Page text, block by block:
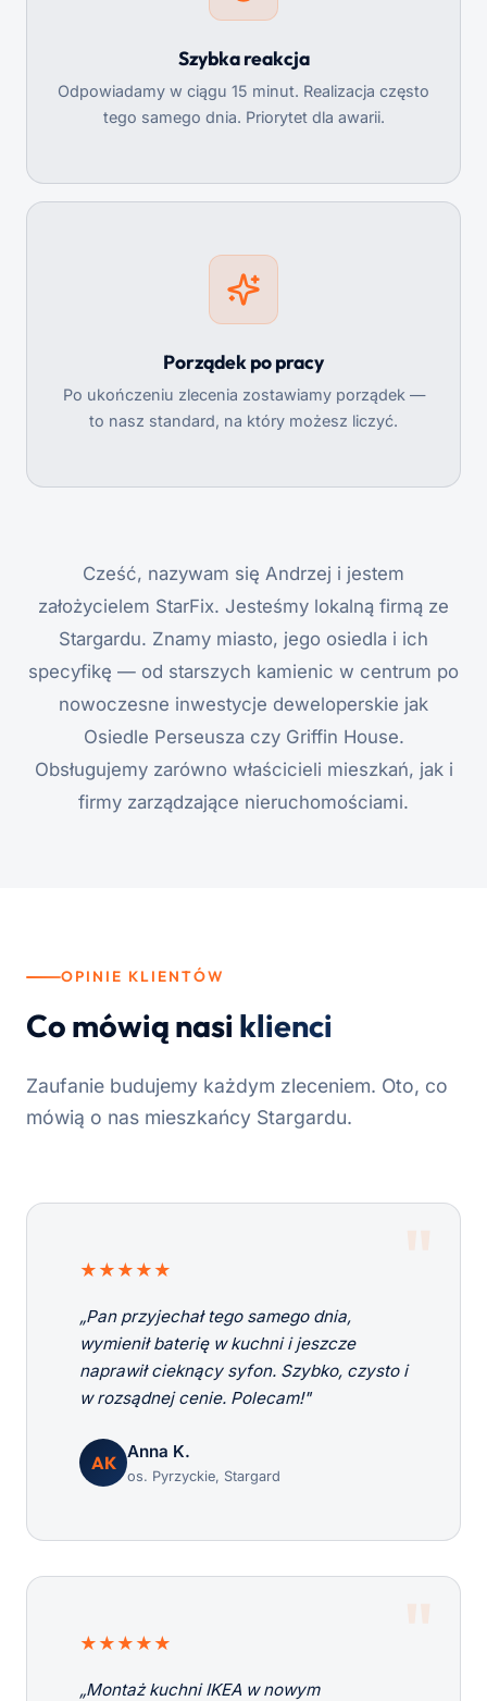
Szybka reakcja
Odpowiadamy w ciągu 15 minut. Realizacja często
tego samego dnia. Priorytet dla awarii.
Porządek po pracy
Po ukończeniu zlecenia zostawiamy porządek —
to nasz standard, na który możesz liczyć.
Cześć, nazywam się Andrzej i jestem
założycielem StarFix. Jesteśmy lokalną firmą ze
Stargardu. Znamy miasto, jego osiedla i ich
specyfikę — od starszych kamienic w centrum po
nowoczesne inwestycje deweloperskie jak
Osiedle Perseusza czy Griffin House.
Obsługujemy zarówno właścicieli mieszkań, jak i
firmy zarządzające nieruchomościami.
OPINIE KLIENTÓW
Co mówią nasi klienci
Zaufanie budujemy każdym zleceniem. Oto, co
mówią o nas mieszkańcy Stargardu.
★★★★★
„Pan przyjechał tego samego dnia,
wymienił baterię w kuchni i jeszcze
naprawił cieknący syfon. Szybko, czysto i
w rozsądnej cenie. Polecam!"
AK Anna K.
os. Pyrzyckie, Stargard
★★★★★
„Montaż kuchni IKEA w nowym